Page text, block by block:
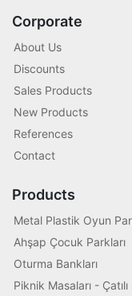
Corporate
About Us
Discounts
Sales Products
New Products
References
Contact
Products
Metal Plastik Oyun
Ahşap Çocuk Parkları
Oturma Bankları
Piknik Masaları -